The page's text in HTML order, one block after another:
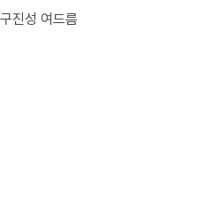
구진성 여드름